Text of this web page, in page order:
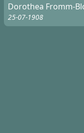
Dorothea Fromm-
25-07-1908